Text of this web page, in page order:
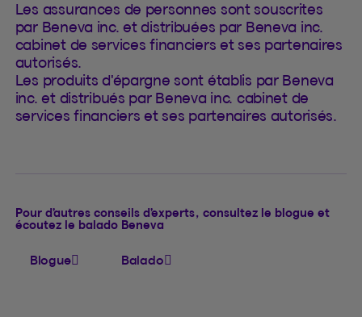
Les assurances de personnes sont souscrites
par Beneva inc. et distribuées par Beneva inc.
cabinet de services financiers et ses partenaires
autorisés.
Les produits d'épargne sont établis par Beneva
inc. et distribués par Beneva inc. cabinet de
services financiers et ses partenaires autorisés.
Pour d’autres conseils d’experts, consultez le blogue et
écoutez le balado Beneva
Blogue Balado